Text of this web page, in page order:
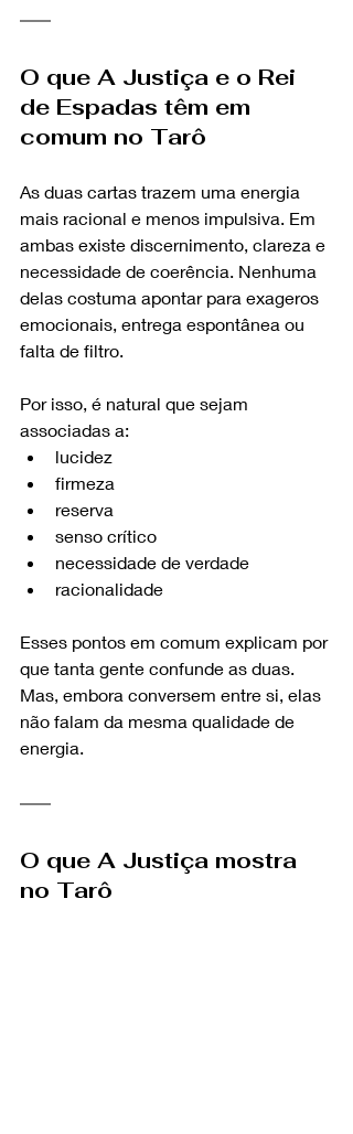
O que A Justiça e o Rei
de Espadas têm em
comum no Tarô
As duas cartas trazem uma energia
mais racional e menos impulsiva. Em
ambas existe discernimento, clareza e
necessidade de coerência. Nenhuma
delas costuma apontar para exageros
emocionais, entrega espontânea ou
falta de filtro.
Por isso, é natural que sejam
associadas a:
lucidez
firmeza
reserva
senso crítico
necessidade de verdade
racionalidade
Esses pontos em comum explicam por
que tanta gente confunde as duas.
Mas, embora conversem entre si, elas
não falam da mesma qualidade de
energia.
O que A Justiça mostra
no Tarô